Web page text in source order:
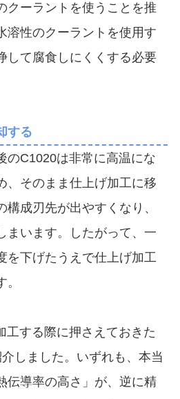
クーラントを使うことを推
溶性のクーラントを使用す
して腐食しにくくする必要
する
のC1020は非常に高温にな
、そのまま仕上げ加工に移
成刃先が出やすくなり、
まいます。したがって、一
を下げたうえで仕上げ加工
工する際に押さえておきた
しました。いずれも、本当
伝導率の高さ」が、逆に精